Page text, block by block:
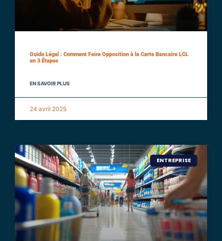
Guide Légal : Comment Faire Opposition à la Carte Bancaire LCL
en 3 Étapes
EN SAVOIR PLUS
24 avril 2025
ENTREPRISE